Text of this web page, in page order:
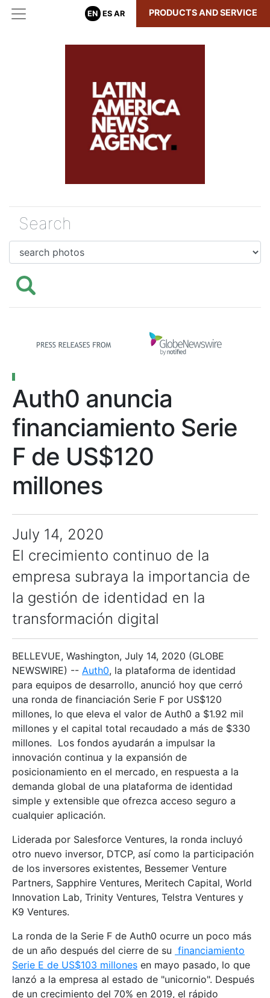
EN ES AR PRODUCTS AND SERVICE
Auth0 anuncia
financiamiento Serie
F de US$120
millones
July 14, 2020
El crecimiento continuo de la
empresa subraya la importancia de
la gestión de identidad en la
transformación digital
BELLEVUE, Washington, July 14, 2020 (GLOBE
NEWSWIRE) -- Auth0, la plataforma de identidad
para equipos de desarrollo, anunció hoy que cerró
una ronda de financiación Serie F por US$120
millones, lo que eleva el valor de Auth0 a $1.92 mil
millones y el capital total recaudado a más de $330
millones. Los fondos ayudarán a impulsar la
innovación continua y la expansión de
posicionamiento en el mercado, en respuesta a la
demanda global de una plataforma de identidad
simple y extensible que ofrezca acceso seguro a
cualquier aplicación.
Liderada por Salesforce Ventures, la ronda incluyó
otro nuevo inversor, DTCP, así como la participación
de los inversores existentes, Bessemer Venture
Partners, Sapphire Ventures, Meritech Capital, World
Innovation Lab, Trinity Ventures, Telstra Ventures y
K9 Ventures.
La ronda de la Serie F de Auth0 ocurre un poco más
de un año después del cierre de su financiamiento
Serie E de US$103 millones en mayo pasado, lo que
lanzó a la empresa al estado de "unicornio". Después
de un crecimiento del 70% en 2019, el rápido